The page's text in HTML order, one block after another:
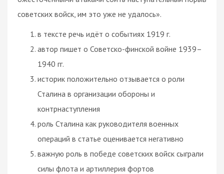
советских войск, им это уже не удалось».
в тексте речь идёт о событиях 1919 г.
автор пишет о Советско-финской войне 1939–
1940 гг.
историк положительно отзывается о роли
Сталина в организации обороны и
контрнаступления
роль Сталина как руководителя военных
операций в статье оценивается негативно
важную роль в победе советских войск сыграли
силы флота и артиллерия фортов